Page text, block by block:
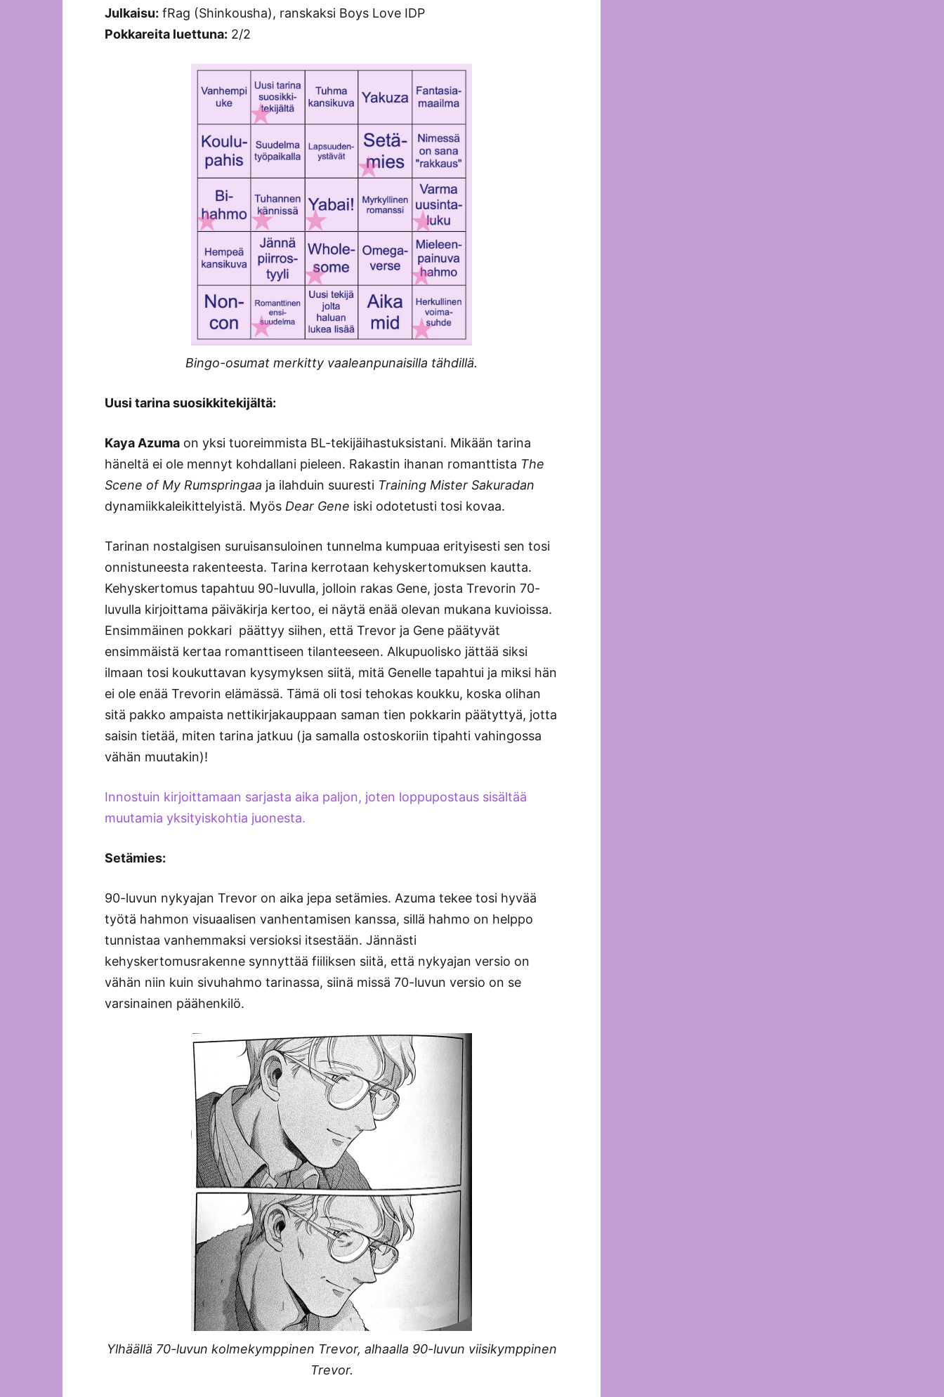
Julkaisu: fRag (Shinkousha), ranskaksi Boys Love IDP
Pokkareita luettuna: 2/2
Bingo-osumat merkitty vaaleanpunaisilla tähdillä.
Uusi tarina suosikkitekijältä:
Kaya Azuma on yksi tuoreimmista BL-tekijäihastuksistani. Mikään tarina
häneltä ei ole mennyt kohdallani pieleen. Rakastin ihanan romanttista The
Scene of My Rumspringaa ja ilahduin suuresti Training Mister Sakuradan
dynamiikkaleikittelyistä. Myös Dear Gene iski odotetusti tosi kovaa.
Tarinan nostalgisen suruisansuloinen tunnelma kumpuaa erityisesti sen tosi
onnistuneesta rakenteesta. Tarina kerrotaan kehyskertomuksen kautta.
Kehyskertomus tapahtuu 90-luvulla, jolloin rakas Gene, josta Trevorin 70-
luvulla kirjoittama päiväkirja kertoo, ei näytä enää olevan mukana kuvioissa.
Ensimmäinen pokkari päättyy siihen, että Trevor ja Gene päätyvät
ensimmäistä kertaa romanttiseen tilanteeseen. Alkupuolisko jättää siksi
ilmaan tosi koukuttavan kysymyksen siitä, mitä Genelle tapahtui ja miksi hän
ei ole enää Trevorin elämässä. Tämä oli tosi tehokas koukku, koska olihan
sitä pakko ampaista nettikirjakauppaan saman tien pokkarin päätyttyä, jotta
saisin tietää, miten tarina jatkuu (ja samalla ostoskoriin tipahti vahingossa
vähän muutakin)!
Innostuin kirjoittamaan sarjasta aika paljon, joten loppupostaus sisältää
muutamia yksityiskohtia juonesta.
Setämies:
90-luvun nykyajan Trevor on aika jepa setämies. Azuma tekee tosi hyvää
työtä hahmon visuaalisen vanhentamisen kanssa, sillä hahmo on helppo
tunnistaa vanhemmaksi versioksi itsestään. Jännästi
kehyskertomusrakenne synnyttää fiiliksen siitä, että nykyajan versio on
vähän niin kuin sivuhahmo tarinassa, siinä missä 70-luvun versio on se
varsinainen päähenkilö.
Ylhäällä 70-luvun kolmekymppinen Trevor, alhaalla 90-luvun viisikymppinen
Trevor.